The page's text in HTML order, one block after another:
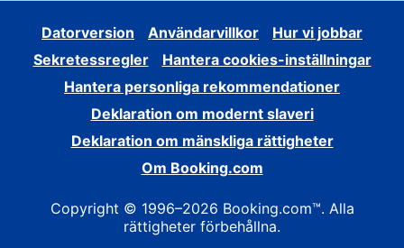
Datorversion Användarvillkor
Hur vi jobbar
Sekretessregler
Hantera cookies-inställningar
Hantera personliga rekommendationer
Deklaration om modernt slaveri
Deklaration om mänskliga rättigheter
Om Booking.com
Copyright © 1996–2026 Booking.com™. Alla
rättigheter förbehållna.